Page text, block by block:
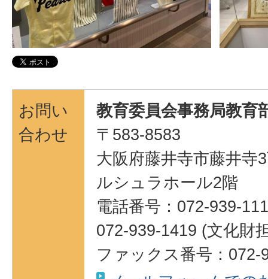
お問い
合わせ
教育委員会事務局教育
〒583-8583
大阪府藤井寺市藤井寺
ルシュラホール2階
電話番号：072-939-
072-939-1419 (文化財
ファックス番号：072-